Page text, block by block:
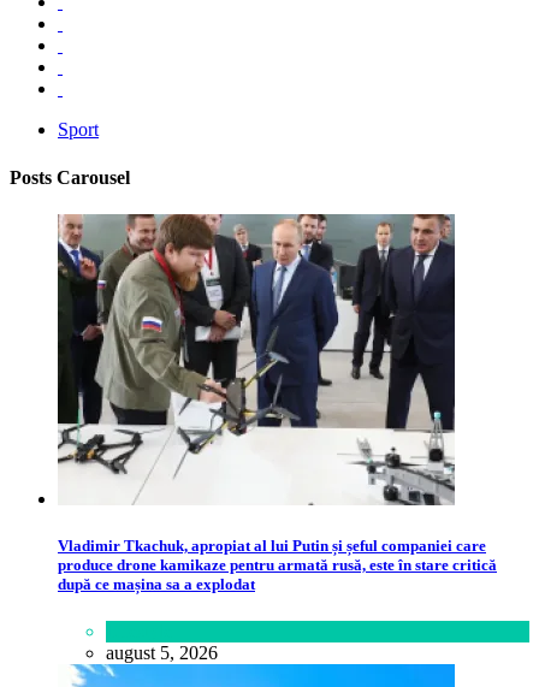
Sport
Posts Carousel
Vladimir Tkachuk, apropiat al lui Putin și șeful companiei care
produce drone kamikaze pentru armată rusă, este în stare critică
după ce mașina sa a explodat
august 5, 2026